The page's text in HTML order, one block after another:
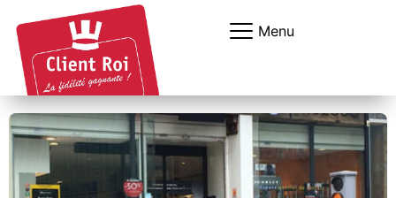
Menu
Panneau de gestion des cookies